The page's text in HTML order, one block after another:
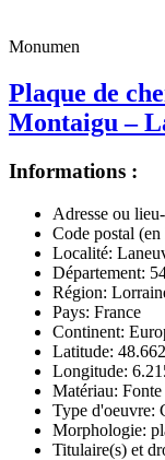
Monumen
Plaque de
Montaigu –
Informations :
Adresse ou
Code postal (en
Localité:
Département:
Région:
Pays: France
Continent:
Latitude:
Longitude:
Matériau: Fonte
Type d'oeuvre:
Morphologie:
Titulaire(s) et